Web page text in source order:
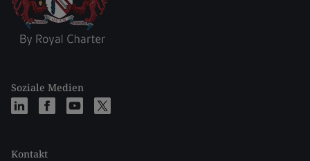
Soziale Medien
Kontakt